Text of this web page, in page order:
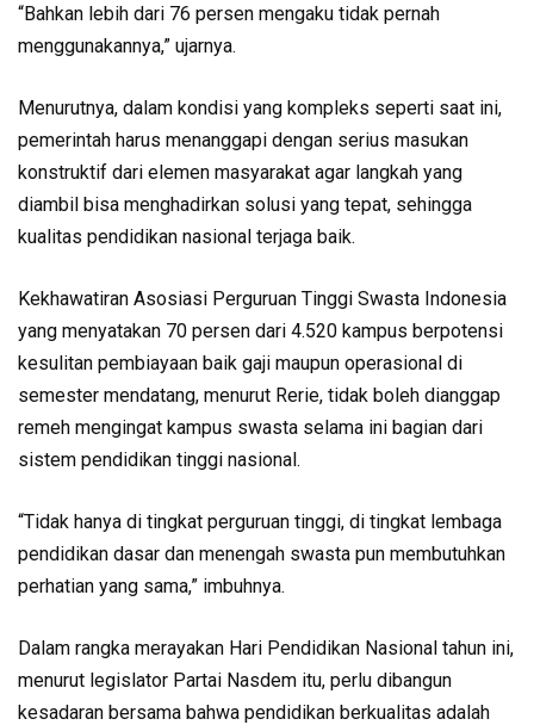
“Bahkan lebih dari 76 persen mengaku tidak pernah
menggunakannya,” ujarnya.
Menurutnya, dalam kondisi yang kompleks seperti saat ini,
pemerintah harus menanggapi dengan serius masukan
konstruktif dari elemen masyarakat agar langkah yang
diambil bisa menghadirkan solusi yang tepat, sehingga
kualitas pendidikan nasional terjaga baik.
Kekhawatiran Asosiasi Perguruan Tinggi Swasta Indonesia
yang menyatakan 70 persen dari 4.520 kampus berpotensi
kesulitan pembiayaan baik gaji maupun operasional di
semester mendatang, menurut Rerie, tidak boleh dianggap
remeh mengingat kampus swasta selama ini bagian dari
sistem pendidikan tinggi nasional.
“Tidak hanya di tingkat perguruan tinggi, di tingkat lembaga
pendidikan dasar dan menengah swasta pun membutuhkan
perhatian yang sama,” imbuhnya.
Dalam rangka merayakan Hari Pendidikan Nasional tahun ini,
menurut legislator Partai Nasdem itu, perlu dibangun
kesadaran bersama bahwa pendidikan berkualitas adalah